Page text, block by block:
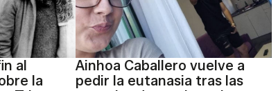
al
la
Ainhoa Caballero vuelve a
pedir la eutanasia tras las